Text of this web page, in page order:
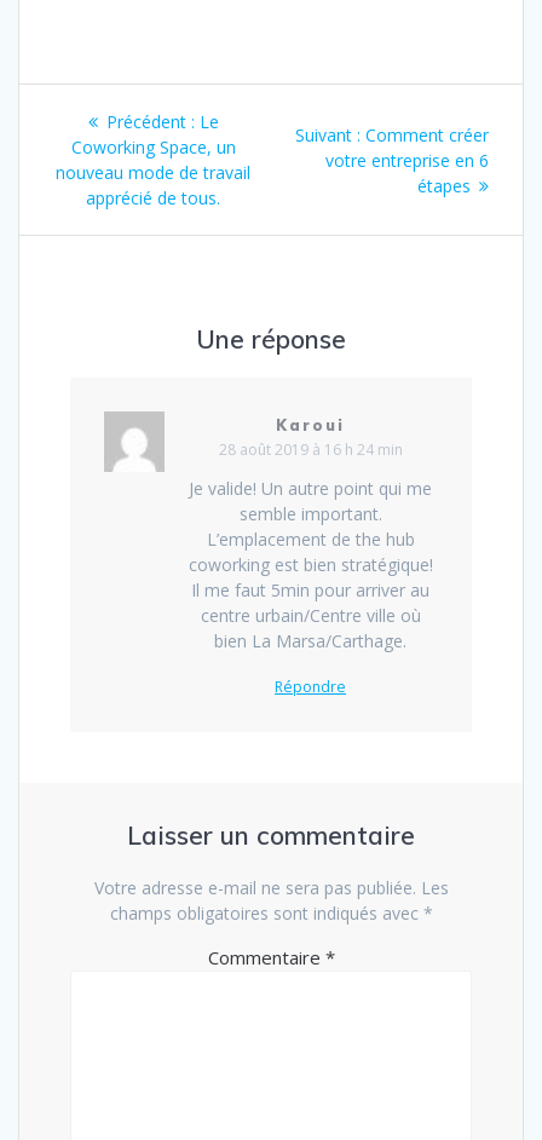
Navigation
de
l’article
Précédent : Article
précédent
Le
Coworking Space, un
nouveau mode de travail
apprécié de tous.
Suivant : Article
suivant
Comment créer
votre entreprise en 6
étapes
Une réponse
Karoui
28 août 2019 à 16 h 24 min
Je valide! Un autre point qui me
semble important.
L’emplacement de the hub
coworking est bien stratégique!
Il me faut 5min pour arriver au
centre urbain/Centre ville où
bien La Marsa/Carthage.
Répondre
Laisser un commentaire
Votre adresse e-mail ne sera pas publiée. Les
champs obligatoires sont indiqués avec *
Commentaire *